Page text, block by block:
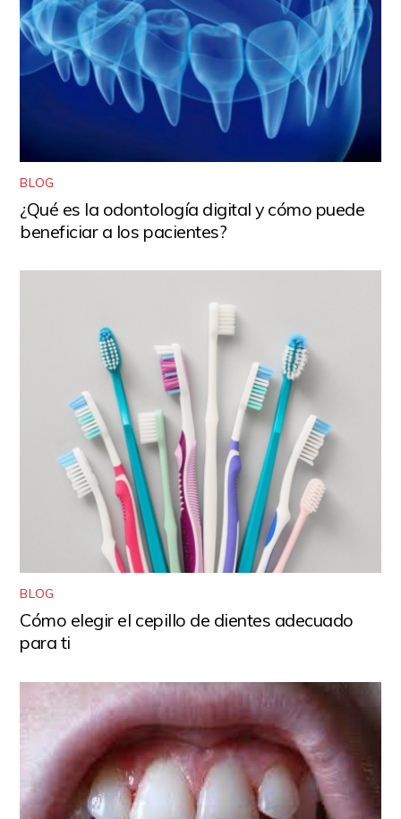
BLOG
¿Qué es la odontología digital y cómo puede
beneficiar a los pacientes?
BLOG
Cómo elegir el cepillo de dientes adecuado
para ti